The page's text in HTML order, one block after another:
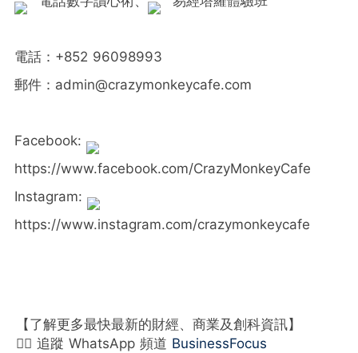
電話：+852 96098993
郵件：admin@crazymonkeycafe.com
Facebook:
https://www.facebook.com/CrazyMonkeyCafe
Instagram:
https://www.instagram.com/crazymonkeycafe
【了解更多最快最新的財經、商業及創科資訊】
👉🏻 追蹤 WhatsApp 頻道 BusinessFocus